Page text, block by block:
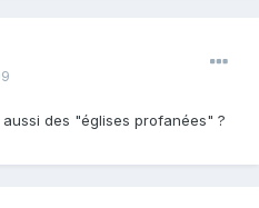
des "églises profanées" ?